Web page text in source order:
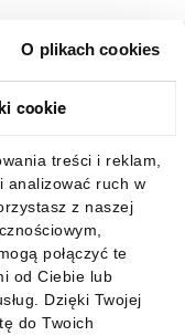
O plikach cookies
cookie
treści i reklam,
analizować ruch w
z naszej
połączyć te
od Ciebie lub
Dzięki Twojej
do Twoich